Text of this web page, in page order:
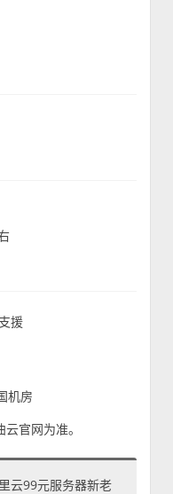
援
机房
官网为准。
云99元服务器新老